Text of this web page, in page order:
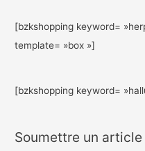
[bzkshopping keyword=
template= »box »]
[bzkshopping keyword=
Soumettre un article